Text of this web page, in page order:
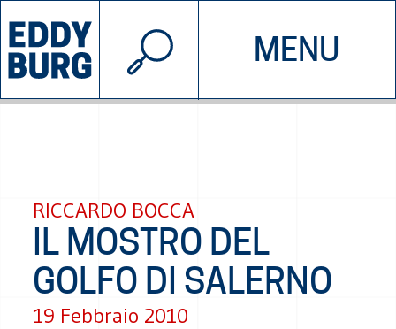
MENU
INIZIATIVE CHI SIAMO
© 2026 EDDYBURG
RICCARDO BOCCA
IL MOSTRO DEL
GOLFO DI SALERNO
19 Febbraio 2010